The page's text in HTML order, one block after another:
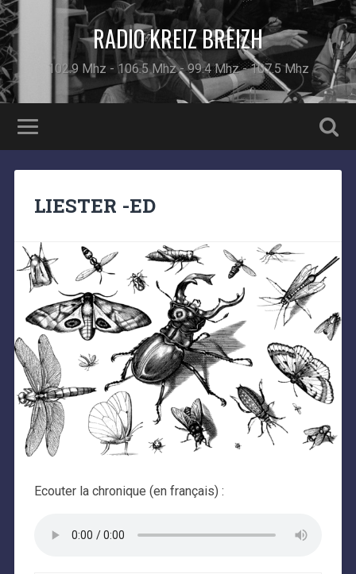
RADIO KREIZ BREIZH
102.9 Mhz - 106.5 Mhz - 99.4 Mhz - 107.5 Mhz
LIESTER -ED
Ecouter la chronique (en français) :